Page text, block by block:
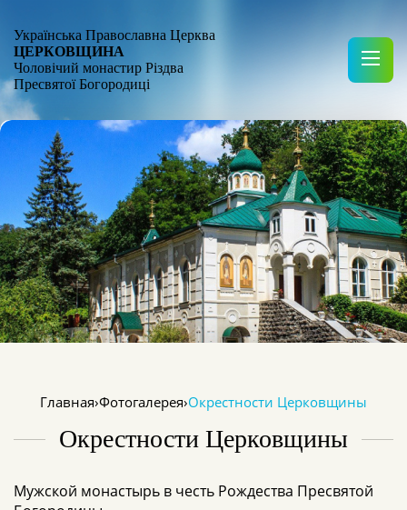
Українська Православна Церква
ЦЕРКОВЩИНА
Чоловічий монастир Різдва
Пресвятої Богородиці
Главная›Фотогалерея›Окрестности Церковщины
Окрестности Церковщины
Мужской монастырь в честь Рождества Пресвятой